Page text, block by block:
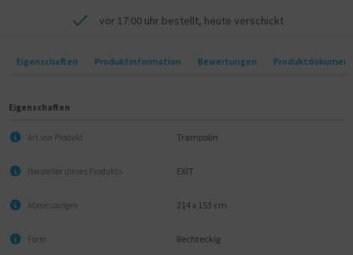
vor 17:00 uhr bestellt, heute verschickt
Eigenschaften Produktinformation Bewertungen
Eigenschaften
Art von Produkt Trampolin
Hersteller dieses Produkts EXIT
Abmessungen 214 x 153 cm
Form Rechteckig